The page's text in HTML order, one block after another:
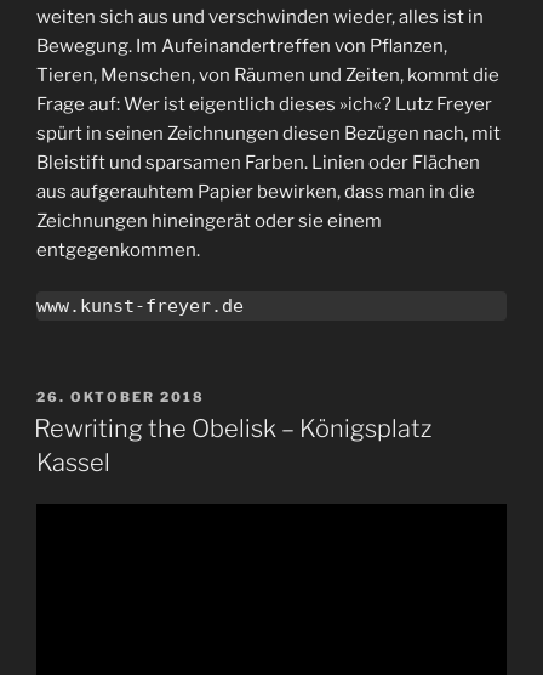
weiten sich aus und verschwinden wieder, alles ist in
Bewegung. Im Aufeinandertreffen von Pflanzen,
Tieren, Menschen, von Räumen und Zeiten, kommt die
Frage auf: Wer ist eigentlich dieses »ich«? Lutz Freyer
spürt in seinen Zeichnungen diesen Bezügen nach, mit
Bleistift und sparsamen Farben. Linien oder Flächen
aus aufgerauhtem Papier bewirken, dass man in die
Zeichnungen hineingerät oder sie einem
entgegenkommen.
www.kunst-freyer.de
VERÖFFENTLICHT
AM
26. OKTOBER 2018
Rewriting the Obelisk – Königsplatz
Kassel